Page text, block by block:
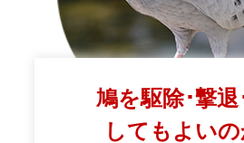
鳩を駆除･撃退
してもよいの